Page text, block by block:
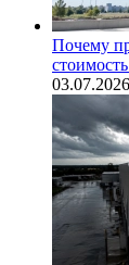
Почему
03.07.2026